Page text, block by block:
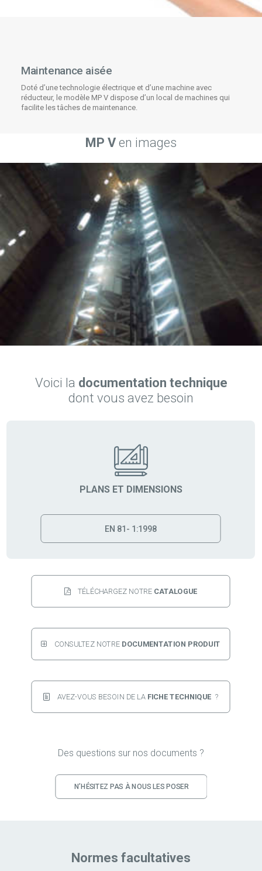
Maintenance aisée
Doté d’une technologie électrique et d’une machine avec
réducteur, le modèle MP V dispose d’un local de machines qui
facilite les tâches de maintenance.
MP V en images
Voici la documentation technique
dont vous avez besoin
PLANS ET DIMENSIONS
EN 81- 1:1998
TÉLÉCHARGEZ NOTRE CATALOGUE
CONSULTEZ NOTRE DOCUMENTATION PRODUIT
AVEZ-VOUS BESOIN DE LA FICHE TECHNIQUE ?
Des questions sur nos documents ?
N’HÉSITEZ PAS À NOUS LES POSER
Normes facultatives